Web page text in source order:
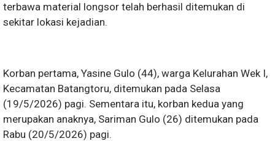
terbawa material longsor telah berhasil ditemukan di
sekitar lokasi kejadian.
Korban pertama, Yasine Gulo (44), warga Kelurahan Wek I,
Kecamatan Batangtoru, ditemukan pada Selasa
(19/5/2026) pagi. Sementara itu, korban kedua yang
merupakan anaknya, Sariman Gulo (26) ditemukan pada
Rabu (20/5/2026) pagi.